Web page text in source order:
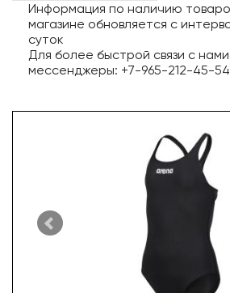
Информация по наличию
магазине обновляется с
суток
Для более быстрой связи с
мессенджеры: +7-965-212-45-54